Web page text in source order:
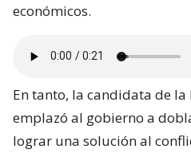
económicos.
En tanto, la candidata de
emplazó al gobierno a
lograr una solución al